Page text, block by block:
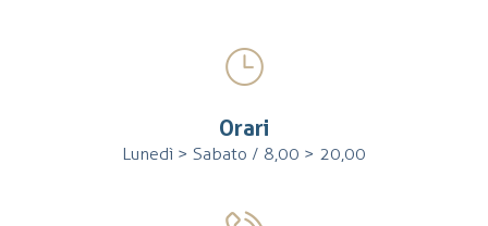
Orari
Lunedì > Sabato / 8,00 > 20,00